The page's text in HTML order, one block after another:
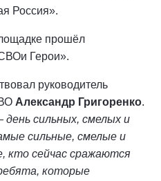
Россия».
прошёл
Герои».
руководитель
Александр Григоренко.
сильных, смелых и
сильные, смелые и
сейчас сражаются
которые